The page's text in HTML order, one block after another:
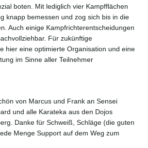
t
boten. Mit lediglich vier Kampfflächen
knapp bemessen und zog sich bis in die
Auch einige Kampfrichterentscheidungen
Für zukünftige
hier eine optimierte Organisation und eine
im Sinne aller Teilnehmer
von Marcus und Frank an Sensei
und alle Karateka aus den Dojos
Danke für Schweiß, Schläge (die guten
Menge Support auf dem Weg zum